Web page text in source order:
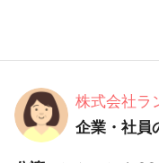
株式会社ラ
企業・社員